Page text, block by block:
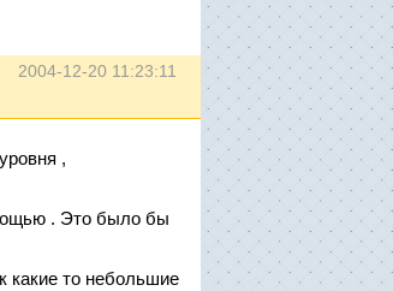
2004-12-20 11:23:11
,
. Это было бы
какие то небольшие